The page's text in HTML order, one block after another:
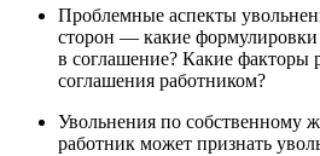
Проблемные аспекты
сторон — какие
в соглашение? Какие факторы
соглашения работником?
Увольнения по собственному
работник может признать